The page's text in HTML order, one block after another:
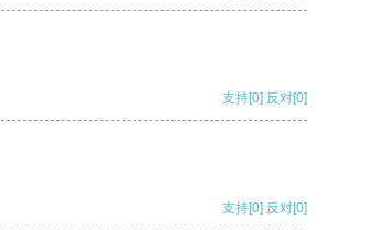
支持[0] 反对[0]
支持[0] 反对[0]